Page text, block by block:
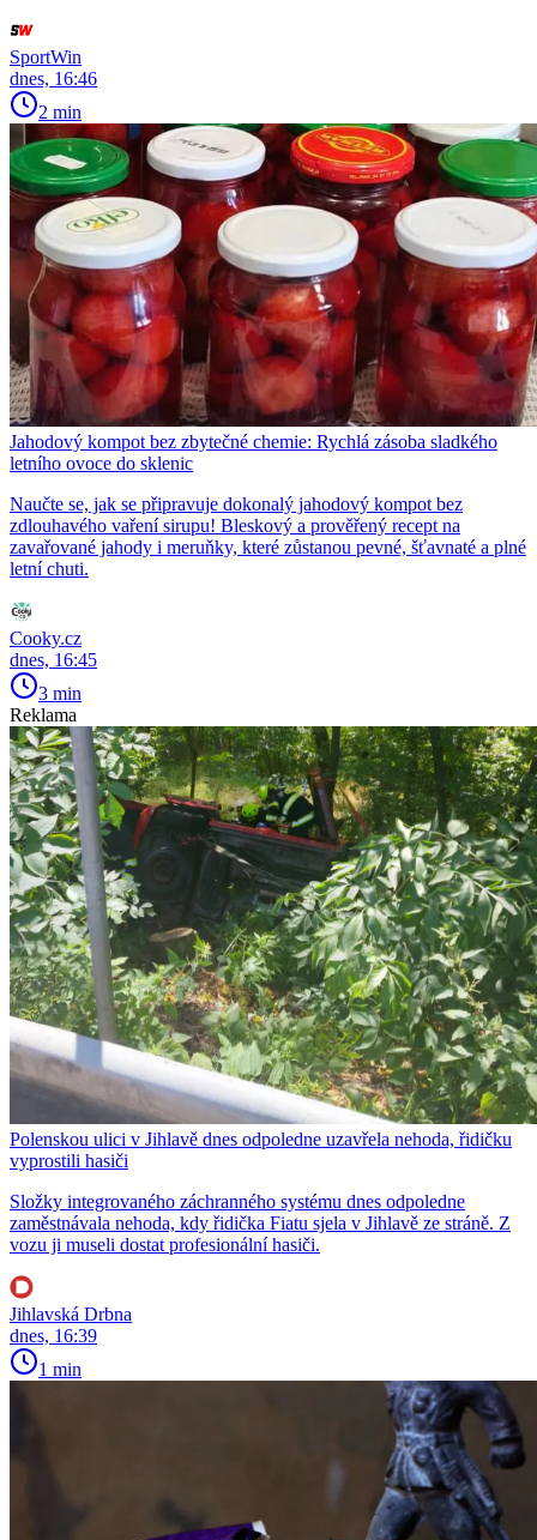
SportWin
dnes, 16:46
2 min
Jahodový kompot bez zbytečné chemie: Rychlá zásoba sladkého
letního ovoce do sklenic
Naučte se, jak se připravuje dokonalý jahodový kompot bez
zdlouhavého vaření sirupu! Bleskový a prověřený recept na
zavařované jahody i meruňky, které zůstanou pevné, šťavnaté a plné
letní chuti.
Cooky.cz
dnes, 16:45
3 min
Reklama
Polenskou ulici v Jihlavě dnes odpoledne uzavřela nehoda, řidičku
vyprostili hasiči
Složky integrovaného záchranného systému dnes odpoledne
zaměstnávala nehoda, kdy řidička Fiatu sjela v Jihlavě ze stráně. Z
vozu ji museli dostat profesionální hasiči.
Jihlavská Drbna
dnes, 16:39
1 min